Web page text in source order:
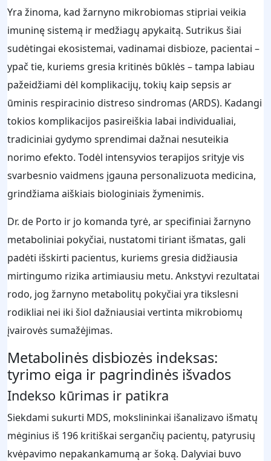
Yra žinoma, kad žarnyno mikrobiomas stipriai veikia
imuninę sistemą ir medžiagų apykaitą. Sutrikus šiai
sudėtingai ekosistemai, vadinamai disbioze, pacientai –
ypač tie, kuriems gresia kritinės būklės – tampa labiau
pažeidžiami dėl komplikacijų, tokių kaip sepsis ar
ūminis respiracinio distreso sindromas (ARDS). Kadangi
tokios komplikacijos pasireiškia labai individualiai,
tradiciniai gydymo sprendimai dažnai nesuteikia
norimo efekto. Todėl intensyvios terapijos srityje vis
svarbesnio vaidmens įgauna personalizuota medicina,
grindžiama aiškiais biologiniais žymenimis.
Dr. de Porto ir jo komanda tyrė, ar specifiniai žarnyno
metaboliniai pokyčiai, nustatomi tiriant išmatas, gali
padėti išskirti pacientus, kuriems gresia didžiausia
mirtingumo rizika artimiausiu metu. Ankstyvi rezultatai
rodo, jog žarnyno metabolitų pokyčiai yra tikslesni
rodikliai nei iki šiol dažniausiai vertinta mikrobiomų
įvairovės sumažėjimas.
Metabolinės disbiozės indeksas:
tyrimo eiga ir pagrindinės išvados
Indekso kūrimas ir patikra
Siekdami sukurti MDS, mokslininkai išanalizavo išmatų
mėginius iš 196 kritiškai sergančių pacientų, patyrusių
kvėpavimo nepakankamumą ar šoką. Dalyviai buvo